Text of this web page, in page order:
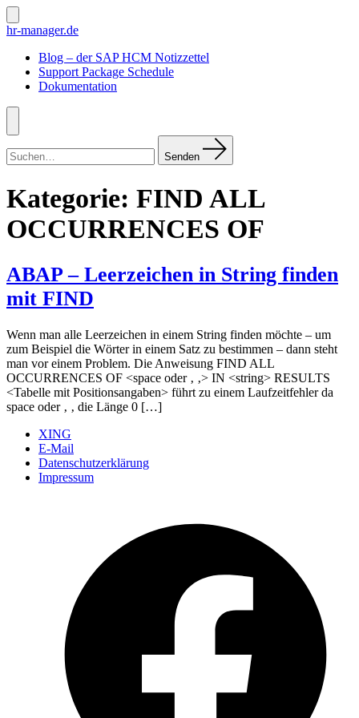
Zum
Inhalt
Suche
ein-/ausblenden
hr-manager.de
Blog – der SAP HCM Notizzettel
Support Package Schedule
Dokumentation
Menü
nach:
Senden
Kategorie: FIND ALL
OCCURRENCES OF
ABAP – Leerzeichen in String finden
mit FIND
Wenn man alle Leerzeichen in einem String finden möchte – um
zum Beispiel die Wörter in einem Satz zu bestimmen – dann steht
man vor einem Problem. Die Anweisung FIND ALL
OCCURRENCES OF <space oder ‚ ‚> IN <string> RESULTS
<Tabelle mit Positionsangaben> führt zu einem Laufzeitfehler da
space oder ‚ ‚ die Länge 0 […]
XING
E-Mail
Datenschutzerklärung
Impressum